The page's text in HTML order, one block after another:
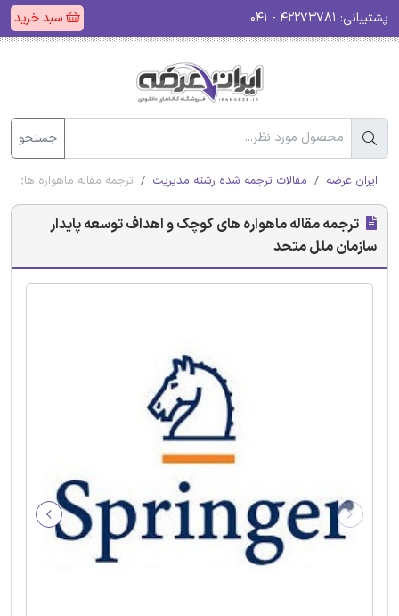
پشتیبانی: سبد خرید
جستجو
ایران عرضه مقالات ترجمه شده رشته مدیریت ترجمه مقاله ماهواره های
ترجمه مقاله ماهواره های کوچک و اهداف توسعه پایدار
سازمان ملل متحد